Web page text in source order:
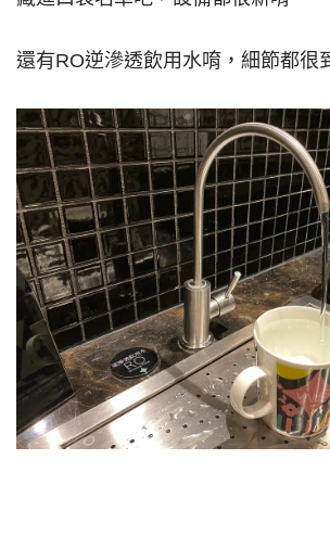
還有RO逆滲透飲用水唷，細節都很